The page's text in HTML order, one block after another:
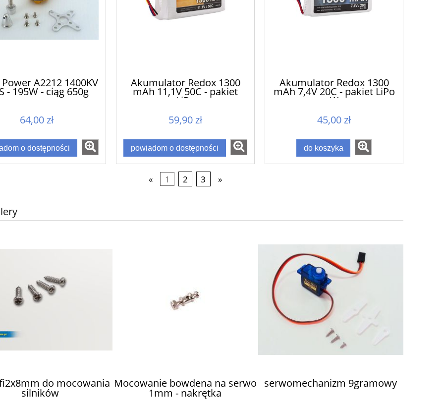
A2212 1400KV
- 195W - ciąg 650g
64,00 zł
o dostępności
Akumulator Redox 1300
mAh 11,1V 50C - pakiet
LiPo
59,90 zł
powiadom o dostępności
Akumulator Redox 1300
mAh 7,4V 20C - pakiet LiPo
(1)
45,00 zł
do koszyka
« 1 2 3 »
do mocowania
silników
Mocowanie bowdena na serwo
1mm - nakrętka
serwomechanizm 9gramowy